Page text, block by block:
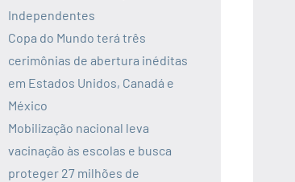
Independentes
Copa do Mundo terá três
cerimônias de abertura inéditas
em Estados Unidos, Canadá e
México
Mobilização nacional leva
vacinação às escolas e busca
proteger 27 milhões de